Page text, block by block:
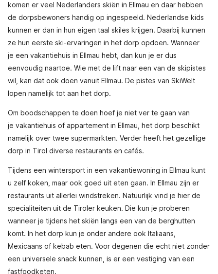
komen er veel Nederlanders skiën in Ellmau en daar hebben
de dorpsbewoners handig op ingespeeld. Nederlandse kids
kunnen er dan in hun eigen taal skiles krijgen. Daarbij kunnen
ze hun eerste ski-ervaringen in het dorp opdoen. Wanneer
je een vakantiehuis in Ellmau hebt, dan kun je er dus
eenvoudig naartoe. Wie met de lift naar een van de skipistes
wil, kan dat ook doen vanuit Ellmau. De pistes van SkiWelt
lopen namelijk tot aan het dorp.
Om boodschappen te doen hoef je niet ver te gaan van
je vakantiehuis of appartement in Ellmau, het dorp beschikt
namelijk over twee supermarkten. Verder heeft het gezellige
dorp in Tirol diverse restaurants en cafés.
Tijdens een wintersport in een vakantiewoning in Ellmau kunt
u zelf koken, maar ook goed uit eten gaan. In Ellmau zijn er
restaurants uit allerlei windstreken. Natuurlijk vind je hier de
specialiteiten uit de Tiroler keuken. Die kun je proberen
wanneer je tijdens het skiën langs een van de berghutten
komt. In het dorp kun je onder andere ook Italiaans,
Mexicaans of kebab eten. Voor degenen die echt niet zonder
een universele snack kunnen, is er een vestiging van een
fastfoodketen.